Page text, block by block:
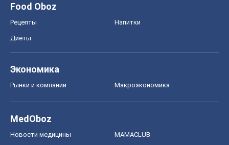
Food Oboz
Рецепты Напитки
Диеты
Экономика
Рынки и компании Mакроэкономика
MedOboz
Новости медицины MAMACLUB